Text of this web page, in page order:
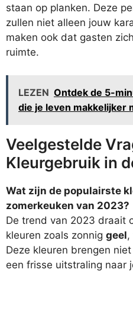
staan op planken. Deze
zullen niet alleen jouw
maken ook dat gasten
ruimte.
LEZEN Ontdek de 5-
die je leven makkelijker
Veelgestelde
Kleurgebruik in
Wat zijn de populairste
zomerkeuken van 2023?
De trend van 2023 draait
kleuren zoals zonnig geel,
Deze kleuren brengen
een frisse uitstraling naar